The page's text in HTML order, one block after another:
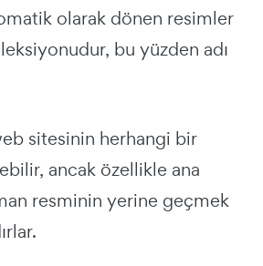
olarak dönen resimler
bu yüzden adı
sitesinin herhangi bir
ancak özellikle ana
resminin yerine geçmek